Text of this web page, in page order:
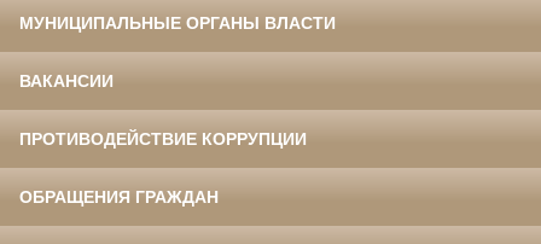
МУНИЦИПАЛЬНЫЕ ОРГАНЫ ВЛАСТИ
ВАКАНСИИ
ПРОТИВОДЕЙСТВИЕ КОРРУПЦИИ
ОБРАЩЕНИЯ ГРАЖДАН